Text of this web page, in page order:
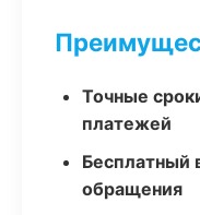
Точные
платежей
Бесплатный
обращения